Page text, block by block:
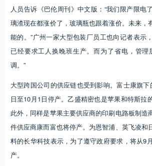
人员告诉《巴伦周刊》中文版：“我们限产限电
璃渣现在都涨价了，玻璃瓶也跟着涨价。未来，
能的。”广州一家大型包装厂员工也向记者表示
已经要求工人换晚班生产。而为了省电，管理
调。”
大型跨国公司的供应链也受到影响。富士康旗
日至10月1日停产。乙盛精密也是苹果和特斯拉
此外，同样是苹果主要供应商的印刷电路板制造
件供应商康而富也将停产。为恩智浦、英飞凌和
料的长华科技表示，为了遵守政府要求，将从9
产。